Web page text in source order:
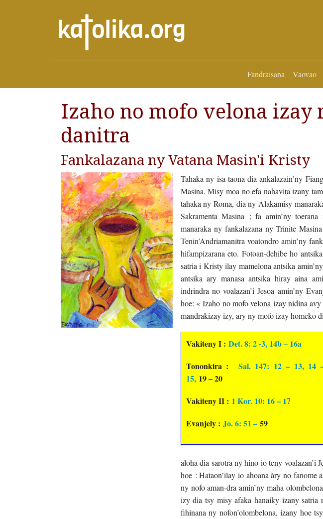
Fandraisana Vaovao
Izaho no mofo velona izay
danitra
Fankalazana ny Vatana Masin'i Kristy
Tahaka ny isa-taona dia ankalazain’ny
Masina. Misy moa no efa nahavita izany
tahaka ny Roma, dia ny Alakamisy
Sakramenta Masina ; fa amin’ny
manaraka ny fankalazana ny Trinite
Tenin’Andriamanitra voatondro amin’ny
hifampizarana eto. Fotoan-dehibe ho
satria i Kristy ilay mamelona antsika
antsika ary manasa antsika hiray aina
indrindra no voalazan’i Jesoa amin’ny
hoe: « Izaho no mofo velona izay nidina
mandrakizay izy, ary ny mofo izay homeko
Vakiteny I : Det. 8: 2 -3, 14b – 16a
Tononkira :
Sal. 147: 12 – 13, 14
15, 19 – 20
Vakiteny II : 1 Kor. 10: 16 – 17
Evanjely : Jo. 6: 51 – 59
aloha dia sarotra ny hino io teny voalazan’i
hoe : Hataon’ilay io ahoana àry no
ny nofo aman-dra amin’ny maha
izy dia tsy misy afaka hanaiky izany satria
fihinana ny nofon’olombelona, izany hoe